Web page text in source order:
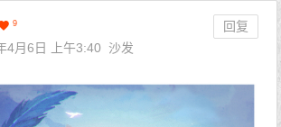
9
回复
4月6日 上午3:40
沙发